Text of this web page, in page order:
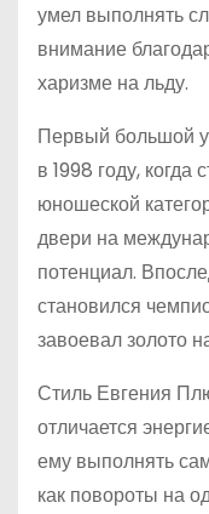
умел выполнять
внимание
харизме на льду.
Первый большой
в 1998 году,
юношеской
двери на
потенциал.
становился
завоевал золото
Стиль Евгения
отличается
ему выполнять
как повороты на